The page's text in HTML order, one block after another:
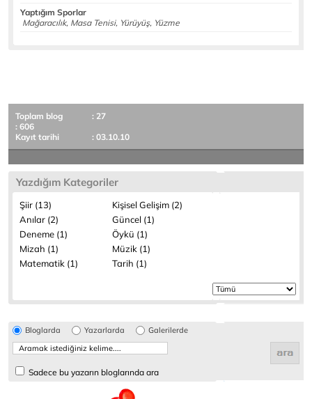
Yaptığım Sporlar
Mağaracılık, Masa Tenisi, Yürüyüş, Yüzme
Toplam blog
: 27
: 606
Kayıt tarihi
: 03.10.10
Yazdığım Kategoriler
Şiir (13)
Kişisel Gelişim (2)
Anılar (2)
Güncel (1)
Deneme (1)
Öykü (1)
Mizah (1)
Müzik (1)
Matematik (1)
Tarih (1)
Bloglarda Yazarlarda Galerilerde
Sadece bu yazarın bloglarında ara